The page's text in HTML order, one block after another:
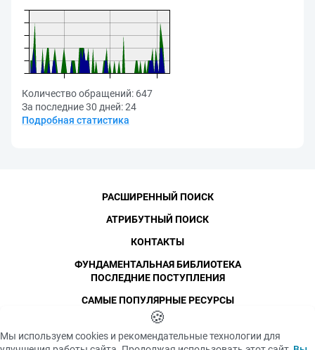
Количество обращений: 647
За последние 30 дней:24
Подробная статистика
СПбПУ, 1996-2026
Авторские права и персональные данные
Фотографии размещены с согласия
РАСШИРЕННЫЙ ПОИСК
АТРИБУТНЫЙ ПОИСК
КОНТАКТЫ
ФУНДАМЕНТАЛЬНАЯ БИБЛИОТЕКА
ПОСЛЕДНИЕ ПОСТУПЛЕНИЯ
САМЫЕ ПОПУЛЯРНЫЕ РЕСУРСЫ
🍪
Мы используем cookies и рекомендательные технологии для